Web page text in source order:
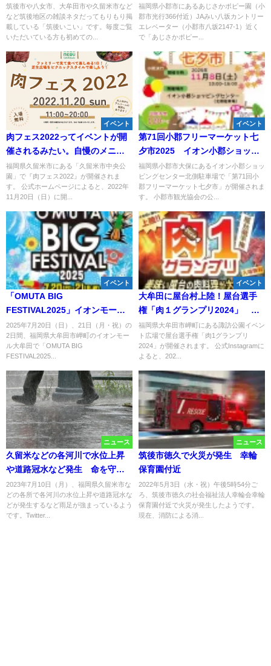
査結果
筑後市や八女市、大牟田市や久留米市など
など筑後地区の雑談ネタだってもりもり掲
載している「筑後いこい」です。毎度ご覧
いただいている方も初めての...
万本のポピーが咲き誇る
福岡県小郡市にあるあじさかポピー園（小
郡市光行366付近）JAみい八坂カントリー
エレベーター（小郡市八坂2147-1）近く
で「あじさかポピー...
イベント
肉フェス2022ってイベントが開
催されるみたい。自慢のメニュ
ーで12店集合！（久留米市）
福岡県久留米市にある「久留米市中央公
園」で『肉フェス2022』が開催されま
す。 公式ホームページによると、2022年
11月20日（日）に開...
イベント
第71回小郡フリーマーケット七
夕市2025 イオン小郡ショッピ
ングセンターに約120ものブース
が並ぶ！
福岡県小郡市大保にあるイオン小郡ショッ
ピングセンター北側駐車場で「第71回小
郡フリーマーケット七夕市」が開催されま
す。 小郡市観光協会の公...
イベント
「OMUTA BIG
FESTIVAL2025」イオンモール
大牟田最大級のビッグイベント
開催！
2025年7月20日（日）、21日（月・祝）の
2日間、福岡県大牟田市岬町のイオンモー
ル大牟田で「OMUTA BIG
FESTIVAL2025...
イベント
大牟田に屋台村上陸！屋台選手
権「肉１グランプリ2024」 美
味い屋台の肉が大集結！
福岡県大牟田市岬町にある諏訪公園イベン
ト広場で屋台選手権「肉1グランプリ
2024」が開催されます。 公式Instagramに
よると、202...
ニュース
久留米などの各河川で水位上昇
や道路冠水など発生 命を守る
行動を（7/10）
2023年7月10日（月）、福岡県久留米市な
どの各所で各河川の水位上昇や道路冠水な
どが発生するなど雨足が強まっているよう
です。Twitter...
ニュース
筑後市徳久で火災が発生 幸輪
保育園付近
2022年5月3日（水・祝）午後5時54分ご
ろ、筑後市徳久の社会福祉法人幸輪会幸輪
保育園付近で火災が発生したようです。
現在、消防による消...